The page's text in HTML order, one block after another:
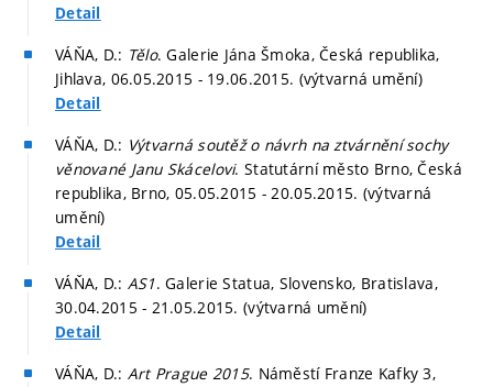
Detail
VÁŇA, D.: Tělo. Galerie Jána Šmoka, Česká republika,
Jihlava, 06.05.2015 - 19.06.2015. (výtvarná umění)
Detail
VÁŇA, D.: Výtvarná soutěž o návrh na ztvárnění sochy
věnované Janu Skácelovi. Statutární město Brno, Česká
republika, Brno, 05.05.2015 - 20.05.2015. (výtvarná
umění)
Detail
VÁŇA, D.: AS1. Galerie Statua, Slovensko, Bratislava,
30.04.2015 - 21.05.2015. (výtvarná umění)
Detail
VÁŇA, D.: Art Prague 2015. Náměstí Franze Kafky 3,